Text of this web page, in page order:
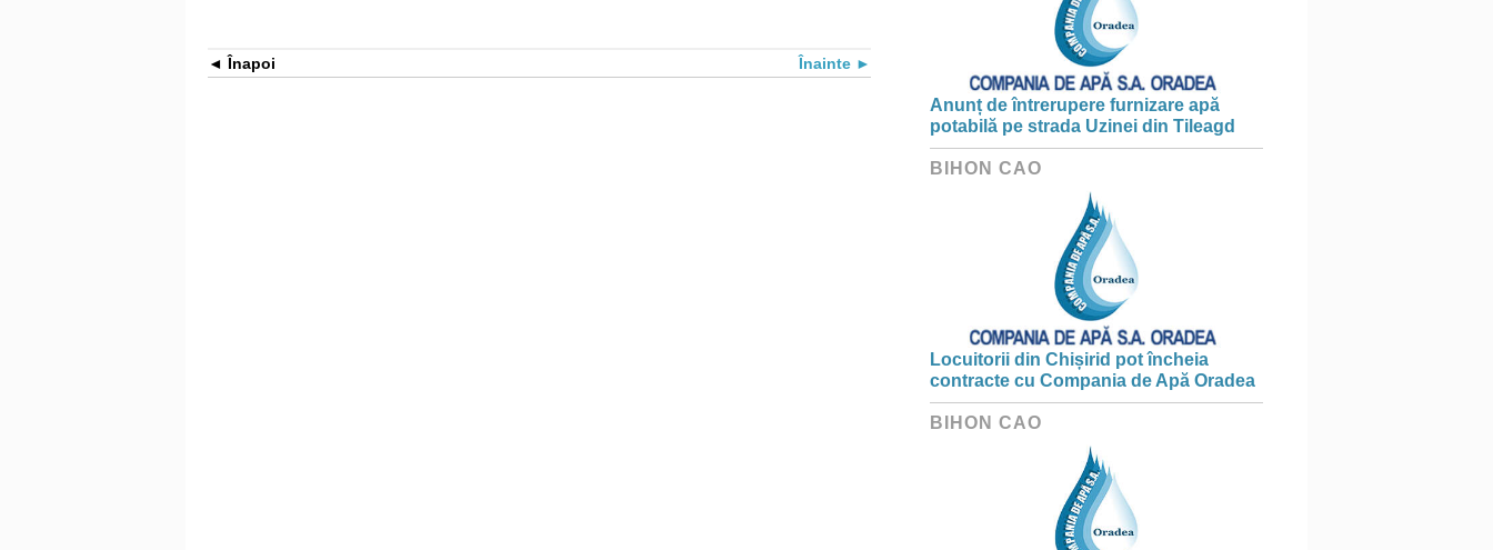
Înapoi Înainte
Anunț de întrerupere furnizare apă
potabilă pe strada Uzinei din Tileagd
BIHON CAO
Locuitorii din Chișirid pot încheia
contracte cu Compania de Apă Oradea
BIHON CAO